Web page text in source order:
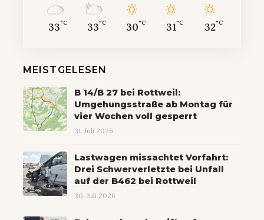
33°C 33°C 30°C 31°C 32°C
MEISTGELESEN
B 14/B 27 bei Rottweil:
Umgehungsstraße ab Montag für
vier Wochen voll gesperrt
31. Juli 2026
Lastwagen missachtet Vorfahrt:
Drei Schwerverletzte bei Unfall
auf der B462 bei Rottweil
30. Juli 2026